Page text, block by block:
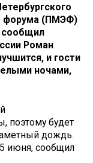
форума (ПМЭФ)
Роман
и гости
ночами,
поэтому будет
дождь.
июня, сообщил